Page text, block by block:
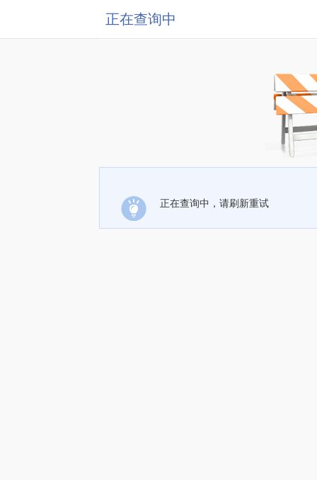
正在查询中
正在查询中，请刷新重试